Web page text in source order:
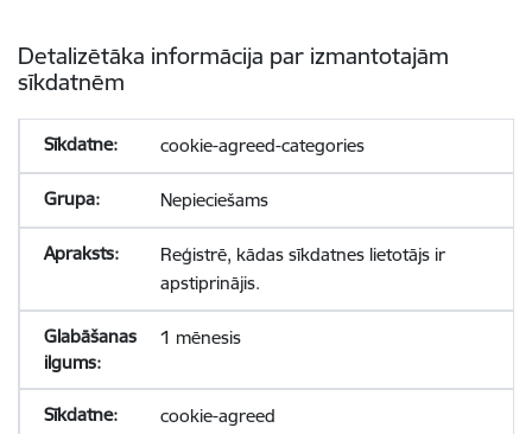
Detalizētāka informācija par izmantotajām
sīkdatnēm
cookie-agreed-categories
Nepieciešams
Reģistrē, kādas sīkdatnes lietotājs ir
apstiprinājis.
1 mēnesis
cookie-agreed